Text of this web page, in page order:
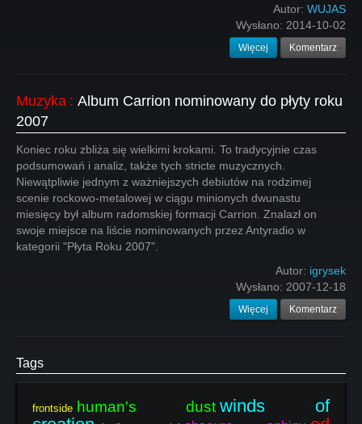
Autor: WUJAS
Wysłano: 2014-10-02
Więcej Komentarz
Muzyka : Album Carrion nominowany do płyty roku
2007
Koniec roku zbliża się wielkimi krokami. To tradycyjnie czas
podsumowań i analiz, także tych stricte muzycznych.
Niewątpliwie jednym z ważniejszych debiutów na rodzimej
scenie rockowo-metalowej w ciągu minionych dwunastu
miesięcy był album radomskiej formacji Carrion. Znalazł on
swoje miejsce na liście nominowanych przez Antyradio w
kategorii "Płyta Roku 2007".
Autor: igrysek
Wysłano: 2007-12-18
Więcej Komentarz
Tags
frontside human's dust winds of